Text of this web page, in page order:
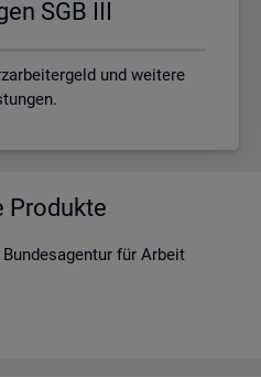
SGB III
und weitere
Produkte
für Arbeit